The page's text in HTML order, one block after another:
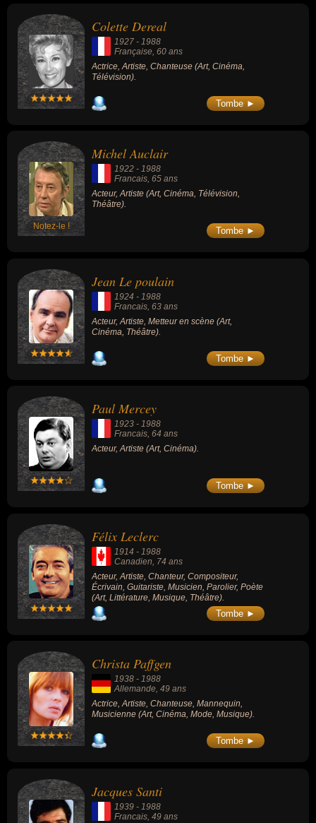
Colette Dereal
1927 - 1988
Française , 60 ans
Actrice, Artiste, Chanteuse (Art, Cinéma,
Télévision).
Tombe ►
Notez-le !
Michel Auclair
1922 - 1988
Francais, 65 ans
Acteur, Artiste (Art, Cinéma, Télévision,
Théâtre).
Tombe ►
Jean Le poulain
1924 - 1988
Francais, 63 ans
Acteur, Artiste, Metteur en scène (Art,
Cinéma, Théâtre).
Tombe ►
Paul Mercey
1923 - 1988
Francais, 64 ans
Acteur, Artiste (Art, Cinéma).
Tombe ►
Félix Leclerc
1914 - 1988
Canadien, 74 ans
Acteur, Artiste, Chanteur, Compositeur,
Écrivain, Guitariste, Musicien, Parolier, Poète
(Art, Littérature, Musique, Théâtre).
Tombe ►
Christa Paffgen
1938 - 1988
Allemande, 49 ans
Actrice, Artiste, Chanteuse, Mannequin,
Musicienne (Art, Cinéma, Mode, Musique).
Tombe ►
Jacques Santi
1939 - 1988
Francais, 49 ans